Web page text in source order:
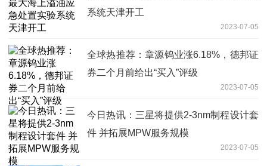
系统天津开工
2023-07-05
全球热推荐：章源钨业涨6.18%，德邦证
券二个月前给出“买入”评级
2023-07-05
今日热讯：三星将提供2-3nm制程设计套
件 并拓展MPW服务规模
2023-07-05